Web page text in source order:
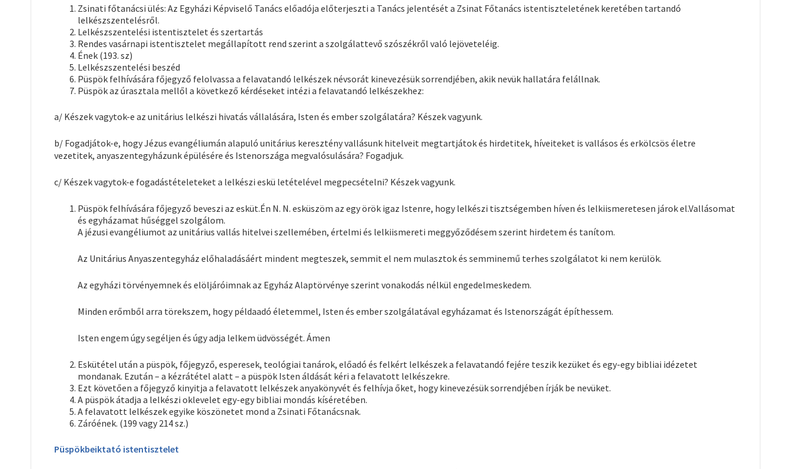
Zsinati főtanácsi ülés: Az Egyházi Képviselő Tanács előadója előterjeszti a Tanács jelentését a Zsinat Főtanács istentiszteletének keretében tartandó
lelkészszentelésről.
Lelkészszentelési istentisztelet és szertartás
Rendes vasárnapi istentisztelet megállapított rend szerint a szolgálattevő szószékről való lejöveteléig.
Ének (193. sz)
Lelkészszentelési beszéd
Püspök felhívására főjegyző felolvassa a felavatandó lelkészek névsorát kinevezésük sorrendjében, akik nevük hallatára felállnak.
Püspök az úrasztala mellől a következő kérdéseket intézi a felavatandó lelkészekhez:
a/ Készek vagytok-e az unitárius lelkészi hivatás vállalására, Isten és ember szolgálatára? Készek vagyunk.
b/ Fogadjátok-e, hogy Jézus evangéliumán alapuló unitárius keresztény vallásunk hitelveit megtartjátok és hirdetitek, híveiteket is vallásos és erkölcsös életre
vezetitek, anyaszentegyházunk épülésére és Istenországa megvalósulására? Fogadjuk.
c/ Készek vagytok-e fogadástételeteket a lelkészi eskü letételével megpecsételni? Készek vagyunk.
Püspök felhívására főjegyző beveszi az esküt.Én N. N. esküszöm az egy örök igaz Istenre, hogy lelkészi tisztségemben híven és lelkiismeretesen járok el.Vallásomat
és egyházamat hűséggel szolgálom.
A jézusi evangéliumot az unitárius vallás hitelvei szellemében, értelmi és lelkiismereti meggyőződésem szerint hirdetem és tanítom.
Az Unitárius Anyaszentegyház előhaladásáért mindent megteszek, semmit el nem mulasztok és semminemű terhes szolgálatot ki nem kerülök.
Az egyházi törvényemnek és elöljáróimnak az Egyház Alaptörvénye szerint vonakodás nélkül engedelmeskedem.
Minden erőmből arra törekszem, hogy példaadó életemmel, Isten és ember szolgálatával egyházamat és Istenországát építhessem.
Isten engem úgy segéljen és úgy adja lelkem üdvösségét. Ámen
Eskütétel után a püspök, főjegyző, esperesek, teológiai tanárok, előadó és felkért lelkészek a felavatandó fejére teszik kezüket és egy-egy bibliai idézetet
mondanak. Ezután – a kézrátétel alatt – a püspök Isten áldását kéri a felavatott lelkészekre.
Ezt követően a főjegyző kinyitja a felavatott lelkészek anyakönyvét és felhívja őket, hogy kinevezésük sorrendjében írják be nevüket.
A püspök átadja a lelkészi oklevelet egy-egy bibliai mondás kíséretében.
A felavatott lelkészek egyike köszönetet mond a Zsinati Főtanácsnak.
Záróének. (199 vagy 214 sz.)
Püspökbeiktató istentisztelet